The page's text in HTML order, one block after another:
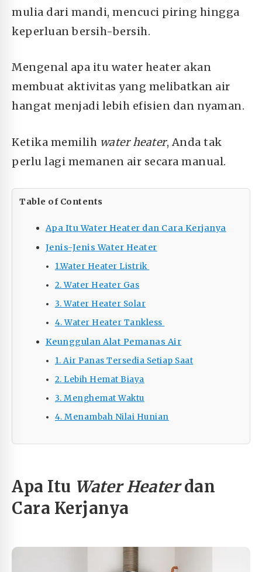
mulia dari mandi, mencuci piring hingga
keperluan bersih-bersih.
Mengenal apa itu water heater akan
membuat aktivitas yang melibatkan air
hangat menjadi lebih efisien dan nyaman.
Ketika memilih water heater, Anda tak
perlu lagi memanen air secara manual.
Table of Contents
Apa Itu Water Heater dan Cara Kerjanya
Jenis-Jenis Water Heater
1.Water Heater Listrik
2. Water Heater Gas
3. Water Heater Solar
4. Water Heater Tankless
Keunggulan Alat Pemanas Air
1. Air Panas Tersedia Setiap Saat
2. Lebih Hemat Biaya
3. Menghemat Waktu
4. Menambah Nilai Hunian
Apa Itu Water Heaterdan
Cara Kerjanya